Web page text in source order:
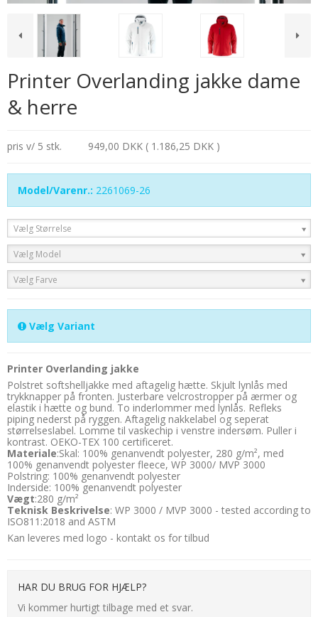
Printer Overlanding jakke dame
& herre
pris v/ 5 stk. 949,00 DKK ( 1.186,25 DKK )
Model/Varenr.: 2261069-26
Vælg Størrelse
Vælg Model
Vælg Farve
Vælg Variant
Printer Overlanding jakke
Polstret softshelljakke med aftagelig hætte. Skjult lynlås med
trykknapper på fronten. Justerbare velcrostropper på ærmer og
elastik i hætte og bund. To inderlommer med lynlås. Refleks
piping nederst på ryggen. Aftagelig nakkelabel og seperat
størrelseslabel. Lomme til vaskechip i venstre indersøm. Puller i
kontrast. OEKO-TEX 100 certificeret.
Materiale:Skal: 100% genanvendt polyester, 280 g/m², med
100% genanvendt polyester fleece, WP 3000/ MVP 3000
Polstring: 100% genanvendt polyester
Inderside: 100% genanvendt polyester
Vægt:280 g/m²
Teknisk Beskrivelse: WP 3000 / MVP 3000 - tested according to
ISO811:2018 and ASTM
Kan leveres med logo - kontakt os for tilbud
HAR DU BRUG FOR HJÆLP?
Vi kommer hurtigt tilbage med et svar.